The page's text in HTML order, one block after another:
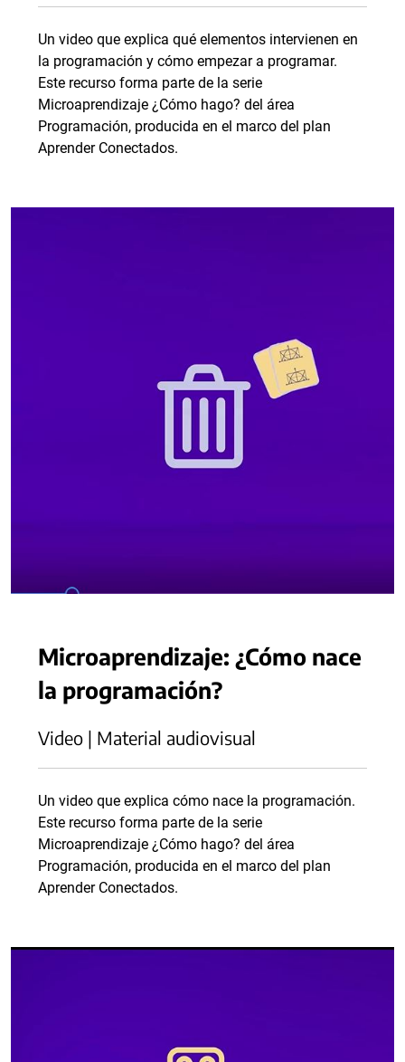
Un video que explica qué elementos intervienen en
la programación y cómo empezar a programar.
Este recurso forma parte de la serie
Microaprendizaje ¿Cómo hago? del área
Programación, producida en el marco del plan
Aprender Conectados.
Microaprendizaje: ¿Cómo nace
la programación?
Video | Material audiovisual
Un video que explica cómo nace la programación.
Este recurso forma parte de la serie
Microaprendizaje ¿Cómo hago? del área
Programación, producida en el marco del plan
Aprender Conectados.